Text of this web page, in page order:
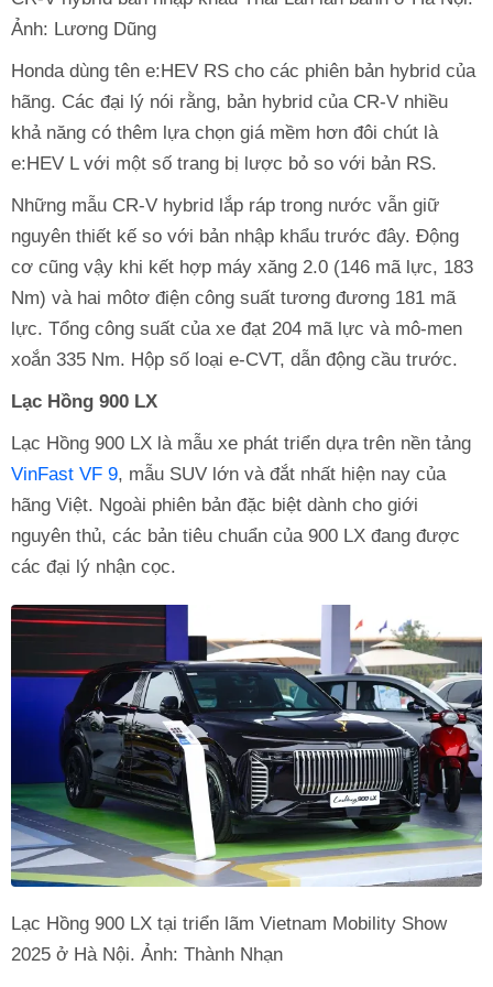
Ảnh: Lương Dũng
Honda dùng tên e:HEV RS cho các phiên bản hybrid của
hãng. Các đại lý nói rằng, bản hybrid của CR-V nhiều
khả năng có thêm lựa chọn giá mềm hơn đôi chút là
e:HEV L với một số trang bị lược bỏ so với bản RS.
Những mẫu CR-V hybrid lắp ráp trong nước vẫn giữ
nguyên thiết kế so với bản nhập khẩu trước đây. Động
cơ cũng vậy khi kết hợp máy xăng 2.0 (146 mã lực, 183
Nm) và hai môtơ điện công suất tương đương 181 mã
lực. Tổng công suất của xe đạt 204 mã lực và mô-men
xoắn 335 Nm. Hộp số loại e-CVT, dẫn động cầu trước.
Lạc Hồng 900 LX
Lạc Hồng 900 LX là mẫu xe phát triển dựa trên nền tảng
VinFast VF 9, mẫu SUV lớn và đắt nhất hiện nay của
hãng Việt. Ngoài phiên bản đặc biệt dành cho giới
nguyên thủ, các bản tiêu chuẩn của 900 LX đang được
các đại lý nhận cọc.
Lạc Hồng 900 LX tại triển lãm Vietnam Mobility Show
2025 ở Hà Nội. Ảnh: Thành Nhạn